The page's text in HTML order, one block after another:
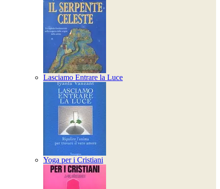
Lasciamo Entrare la Luce
Yoga per i Cristiani